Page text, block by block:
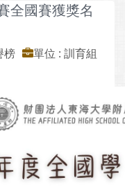
全國賽獲獎名
榜
單位 : 訓育組